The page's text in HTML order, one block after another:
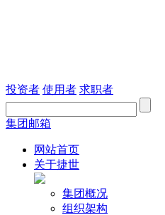
投资者 使用者 求职者
集团邮箱
网站首页
关于捷世
集团概况
组织架构